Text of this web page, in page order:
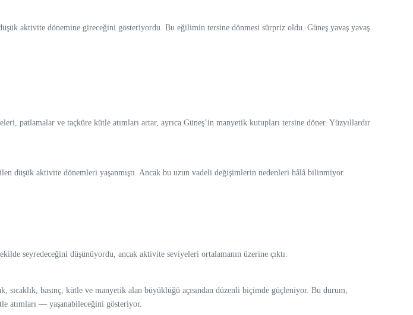
aktivite dönemine gireceğini gösteriyordu. Bu eğilimin tersine dönmesi sürpriz oldu. Güneş yavaş yavaş
patlamalar ve taçküre kütle atımları artar, ayrıca Güneş’in manyetik kutupları tersine döner. Yüzyıllardır
düşük aktivite dönemleri yaşanmıştı. Ancak bu uzun vadeli değişimlerin nedenleri hâlâ bilinmiyor.
seyredeceğini düşünüyordu, ancak aktivite seviyeleri ortalamanın üzerine çıktı.
sıcaklık, basınç, kütle ve manyetik alan büyüklüğü açısından düzenli biçimde güçleniyor. Bu durum,
atımları — yaşanabileceğini gösteriyor.